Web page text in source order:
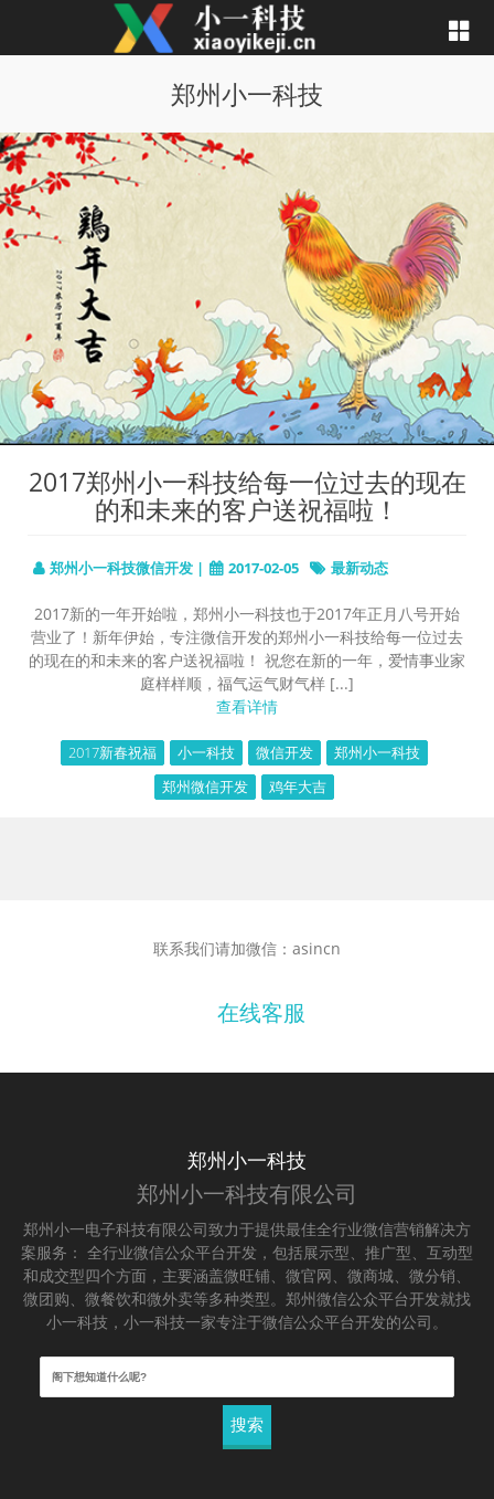
郑州小一科技
2017郑州小一科技给每一位过去的现在
的和未来的客户送祝福啦！
郑州小一科技微信开发 | 2017-02-05 最新动态
2017新的一年开始啦，郑州小一科技也于2017年正月八号开始
营业了！新年伊始，专注微信开发的郑州小一科技给每一位过去
的现在的和未来的客户送祝福啦！ 祝您在新的一年，爱情事业家
庭样样顺，福气运气财气样 [...]
查看详情
2017新春祝福 小一科技 微信开发
郑州小一科技
郑州微信开发
鸡年大吉
联系我们请加微信：asincn
在线客服
郑州小一科技
郑州小一科技有限公司
郑州小一电子科技有限公司致力于提供最佳全行业微信营销解决方
案服务： 全行业微信公众平台开发，包括展示型、推广型、互动型
和成交型四个方面，主要涵盖微旺铺、微官网、微商城、微分销、
微团购、微餐饮和微外卖等多种类型。郑州微信公众平台开发就找
小一科技，小一科技一家专注于微信公众平台开发的公司。
搜